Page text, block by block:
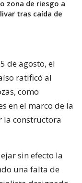
Poduje pide
zona de riesgo a
tras caída de
agosto, el
como
en el marco de la